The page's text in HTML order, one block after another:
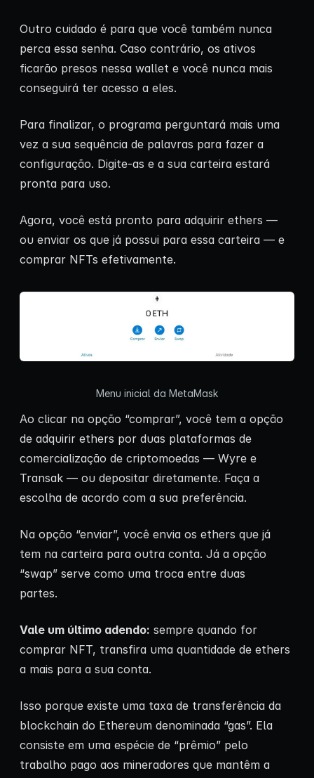
Outro cuidado é para que você também nunca
perca essa senha. Caso contrário, os ativos
ficarão presos nessa wallet e você nunca mais
conseguirá ter acesso a eles.
Para finalizar, o programa perguntará mais uma
vez a sua sequência de palavras para fazer a
configuração. Digite-as e a sua carteira estará
pronta para uso.
Agora, você está pronto para adquirir ethers —
ou enviar os que já possui para essa carteira — e
comprar NFTs efetivamente.
Menu inicial da MetaMask
Ao clicar na opção “comprar”, você tem a opção
de adquirir ethers por duas plataformas de
comercialização de criptomoedas — Wyre e
Transak — ou depositar diretamente. Faça a
escolha de acordo com a sua preferência.
Na opção “enviar”, você envia os ethers que já
tem na carteira para outra conta. Já a opção
“swap” serve como uma troca entre duas
partes.
Vale um último adendo: sempre quando for
comprar NFT, transfira uma quantidade de ethers
a mais para a sua conta.
Isso porque existe uma taxa de transferência da
blockchain do Ethereum denominada “gas”. Ela
consiste em uma espécie de “prêmio” pelo
trabalho pago aos mineradores que mantêm a